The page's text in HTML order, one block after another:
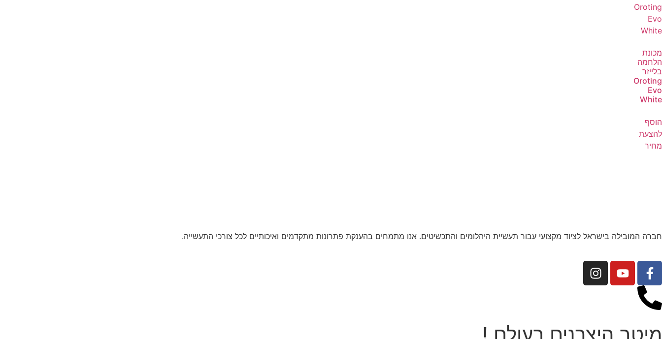
מכונת
הלחמה
בלייזר
Oroting
Evo
White
הוסף
להצעת
מחיר
חברה המובילה בישראל לציוד מקצועי עבור תעשיית היהלומים והתכשיטים. אנו מתמחים בהענקת פתרונות מתקדמים ואיכותיים לכל צורכי התעשייה.